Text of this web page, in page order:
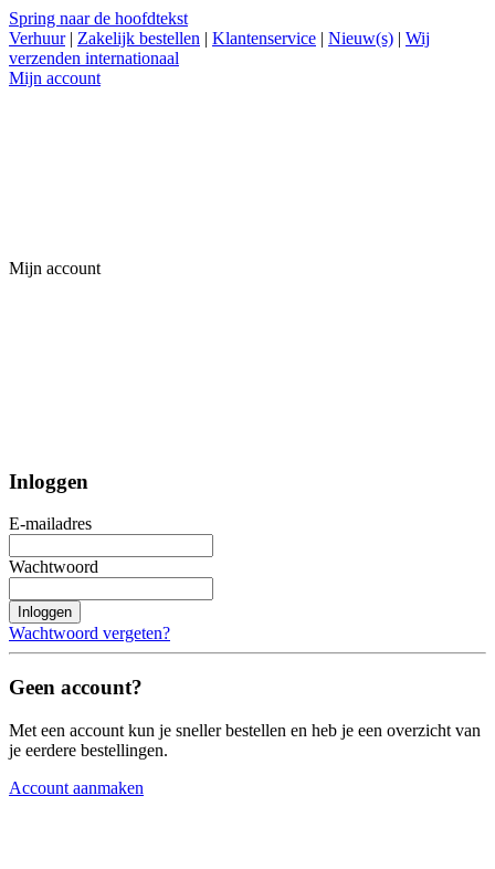
Spring naar de hoofdtekst
Verhuur | Zakelijk bestellen | Klantenservice | Nieuw(s) | Wij
verzenden internationaal
Mijn account
Mijn account
Inloggen
E-mailadres
Wachtwoord
Inloggen
Wachtwoord vergeten?
Geen account?
Met een account kun je sneller bestellen en heb je een overzicht van
je eerdere bestellingen.
Account aanmaken